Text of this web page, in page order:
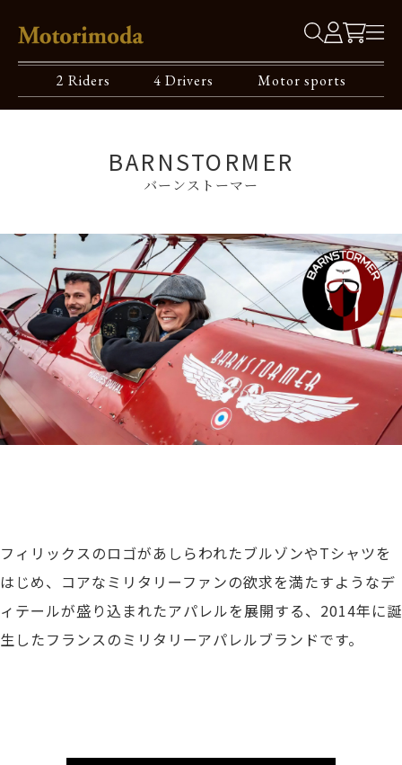
2 Riders 4 Drivers Motor sports
BARNSTORMER
バーンストーマー
フィリックスのロゴがあしらわれたブルゾンやTシャツを
はじめ、コアなミリタリーファンの欲求を満たすようなデ
ィテールが盛り込まれたアパレルを展開する、2014年に誕
生したフランスのミリタリーアパレルブランドです。